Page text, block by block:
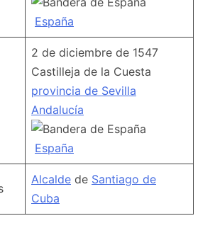
España
2 de diciembre de 1547
Castilleja de la Cuesta
provincia de Sevilla
Andalucía
España
Alcalde de Santiago de
Cuba